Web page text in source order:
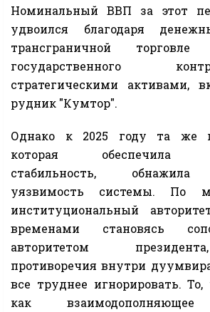
Номинальный ВВП за этот
удвоился благодаря
трансграничной
государственного
стратегическими активами,
рудник "Кумтор".
Однако к 2025 году та же
которая обеспечила
стабильность, обнажила
уязвимость системы. По
институциональный
временами становясь
авторитетом
противоречия внутри
все труднее игнорировать. То,
как взаимодополняющее